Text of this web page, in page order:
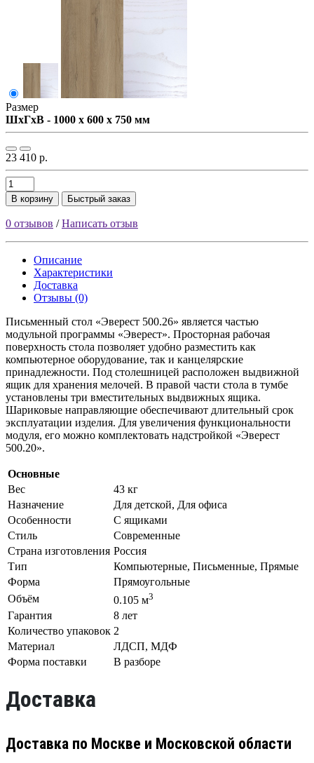
Размер
ШxГxВ - 1000 x 600 x 750 мм
23 410 р.
В корзину Быстрый заказ
0 отзывов /Написать отзыв
Описание
Характеристики
Доставка
Отзывы (0)
Письменный стол «Эверест 500.26» является частью
модульной программы «Эверест». Просторная рабочая
поверхность стола позволяет удобно разместить как
компьютерное оборудование, так и канцелярские
принадлежности. Под столешницей расположен выдвижной
ящик для хранения мелочей. В правой части стола в тумбе
установлены три вместительных выдвижных ящика.
Шариковые направляющие обеспечивают длительный срок
эксплуатации изделия. Для увеличения функциональности
модуля, его можно комплектовать надстройкой «Эверест
500.20».
Основные
Вес
43 кг
Назначение
Для детской, Для офиса
Особенности
С ящиками
Стиль
Современные
Страна изготовления Россия
Тип
Компьютерные, Письменные, Прямые
Форма
Прямоугольные
Объём
0.105 м3
Гарантия
8 лет
Количество упаковок 2
Материал
ЛДСП, МДФ
Форма поставки
В разборе
Доставка
Доставка по Москве и Московской области